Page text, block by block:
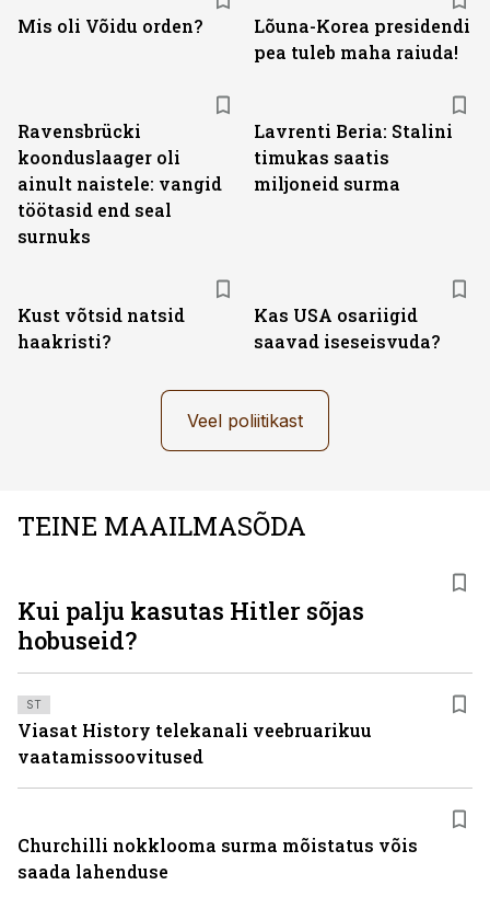
Mis oli Võidu orden?
Lõuna-Korea presidendi
pea tuleb maha raiuda!
Ravensbrücki
koonduslaager oli
ainult naistele: vangid
töötasid end seal
surnuks
Lavrenti Beria: Stalini
timukas saatis
miljoneid surma
Kust võtsid natsid
haakristi?
Kas USA osariigid
saavad iseseisvuda?
Veel poliitikast
TEINE MAAILMASÕDA
Kui palju kasutas Hitler sõjas
hobuseid?
ST
Viasat History telekanali veebruarikuu
vaatamissoovitused
Churchilli nokklooma surma mõistatus võis
saada lahenduse